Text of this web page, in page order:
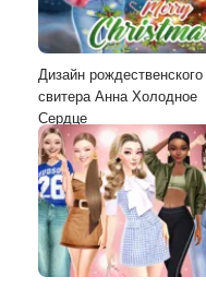
Дизайн рождественского
свитера Анна Холодное
Сердце